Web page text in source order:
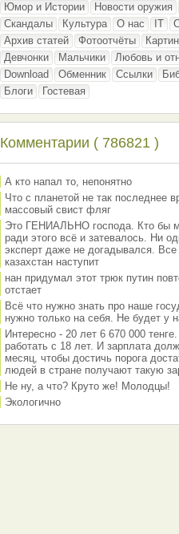
Юмор и Истории
Новости оружия
Скандалы
Культура О нас IT
Архив статей
Фотоотчёты
Девчонки
Мальчики Любовь и
Download
Обменник Ссылки
Блоги
Гостевая
Комментарии ( 786821 )
А кто напал то, непонятно
Что с планетой не так последнее
массовый свист фляг
Это ГЕНИАЛЬНО господа. Кто бы
ради этого всё и затевалось. Ни
эксперт даже не догадывался.
казахстан наступит
нан придумал этот трюк путин
отстает
Всё что нужно знать про наше
нужно только на себя. Не будет у
Интересно - 20 лет 6 670 000
работать с 18 лет. И зарплата
месяц, чтобы достичь порога
людей в стране получают такую
Не ну, а что? Круто же! Молодцы!
Экологично